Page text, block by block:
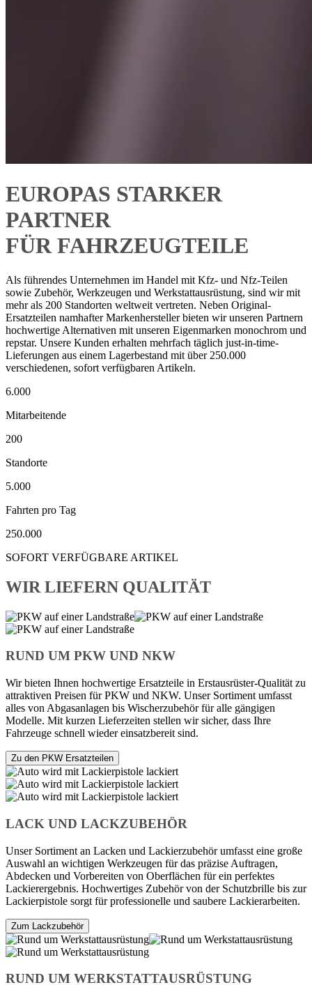
EUROPAS STARKER
PARTNER
FÜR FAHRZEUGTEILE
Als führendes Unternehmen im Handel mit Kfz- und Nfz-Teilen
sowie Zubehör, Werkzeugen und Werkstattausrüstung, sind wir mit
mehr als 200 Standorten weltweit vertreten. Neben Original-
Ersatzteilen namhafter Markenhersteller bieten wir unseren Partnern
hochwertige Alternativen mit unseren Eigenmarken monochrom und
repstar. Unsere Kunden erhalten mehrfach täglich just-in-time-
Lieferungen aus einem Lagerbestand mit über 250.000
verschiedenen, sofort verfügbaren Artikeln.
6.000
Mitarbeitende
200
Standorte
5.000
Fahrten pro Tag
250.000
SOFORT VERFÜGBARE ARTIKEL
WIR LIEFERN QUALITÄT
RUND UM PKW UND NKW
Wir bieten Ihnen hochwertige Ersatzteile in Erstausrüster-Qualität zu
attraktiven Preisen für PKW und NKW. Unser Sortiment umfasst
alles von Abgasanlagen bis Wischerzubehör für alle gängigen
Modelle. Mit kurzen Lieferzeiten stellen wir sicher, dass Ihre
Fahrzeuge schnell wieder einsatzbereit sind.
Zu den PKW Ersatzteilen
LACK UND LACKZUBEHÖR
Unser Sortiment an Lacken und Lackierzubehör umfasst eine große
Auswahl an wichtigen Werkzeugen für das präzise Auftragen,
Abdecken und Vorbereiten von Oberflächen für ein perfektes
Lackierergebnis. Hochwertiges Zubehör von der Schutzbrille bis zur
Lackierpistole sorgt für professionelle und saubere Lackierarbeiten.
Zum Lackzubehör
RUND UM WERKSTATTAUSRÜSTUNG